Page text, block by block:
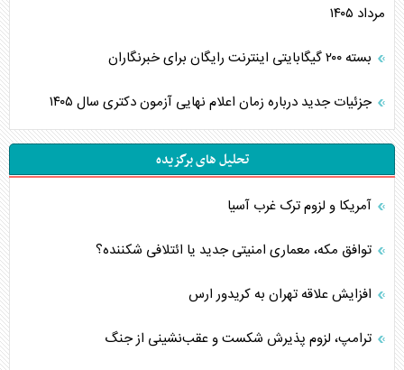
مرداد ۱۴۰۵
بسته ۲۰۰ گیگابایتی اینترنت رایگان برای خبرنگاران
جزئیات جدید درباره زمان اعلام نهایی آزمون دکتری سال ۱۴۰۵
تحلیل های برگزیده
آمریکا و لزوم ترک غرب آسیا
توافق مکه، معماری امنیتی جدید یا ائتلافی شکننده؟
افزایش علاقه تهران به کریدور ارس
ترامپ، لزوم پذیرش شکست و عقب‌نشینی از جنگ